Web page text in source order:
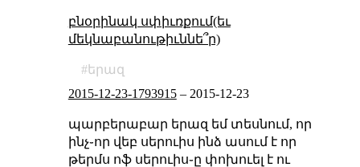
բնօրինակ սփիւռքում(եւ
մեկնաբանութիւննե՞ր)
երազ
2015-12-23-1793915– 2015-12-23
պարբերաբար երազ եմ տեսնում, որ
ինչ֊որ վեբ սերուիս ինձ ասում է որ
թերմս ոֆ սերուիս֊ը փոխուել է ու